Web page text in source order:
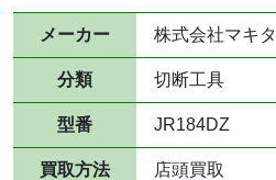
メーカー 株式会社マキタ
分類 切断工具
型番 JR184DZ
買取方法 店頭買取